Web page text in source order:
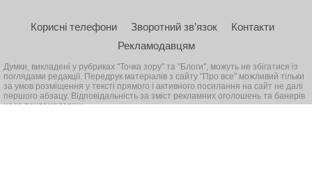
Корисні телефони Зворотний зв’язок
Контакти
Рекламодавцям
Думки, викладені у рубриках "Точка зору" та "Блоги", можуть не збігатися із
поглядами редакції. Передрук матеріалів з сайту "Про все" можливий тільки
за умов розміщення у тексті прямого і активного посилання на сайт не далі
першого абзацу. Відповідальність за зміст рекламних оголошень та банерів
несе рекламодавець